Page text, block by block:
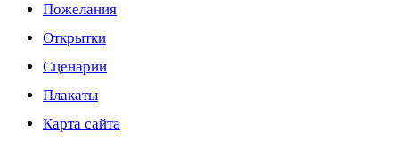
Пожелания
Открытки
Сценарии
Плакаты
Карта сайта